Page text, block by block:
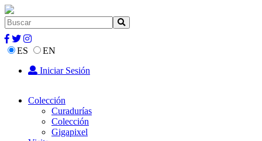
ES
EN
Iniciar Sesión
Colección
Curadurías
Colección
Gigapixel